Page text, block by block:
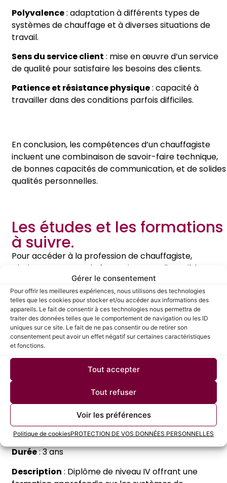
Gérer le consentement
Pour offrir les meilleures expériences, nous utilisons des technologies
telles que les cookies pour stocker et/ou accéder aux informations des
appareils. Le fait de consentir à ces technologies nous permettra de
traiter des données telles que le comportement de navigation ou les ID
uniques sur ce site. Le fait de ne pas consentir ou de retirer son
consentement peut avoir un effet négatif sur certaines caractéristiques
et fonctions.
Tout accepter
Tout refuser
Voir les préférences
Politique de cookiesPROTECTION DE VOS DONNÉES PERSONNELLES
Polyvalence: adaptation à différents types de
systèmes de chauffage et à diverses situations de
travail.
Sens du service client : mise en œuvre d’un service
de qualité pour satisfaire les besoins des clients.
Patience et résistance physique: capacité à
travailler dans des conditions parfois difficiles.
En conclusion, les compétences d’un chauffagiste
incluent une combinaison de savoir-faire technique,
de bonnes capacités de communication, et de solides
qualités personnelles.
Les études et les formations
à suivre.
Pour accéder à la profession de chauffagiste,
plusieurs parcours de formation sont disponibles :
Le CAP Installateur
thermique
Durée: 2 ans
Description : Formation de niveau V pour
installation, maintenance et réparation des
systèmes de chauffage.
Le Bac Pro Technicien en
installation des systèmes
énergétiques et climatiques
Durée: 3 ans
Description : Diplôme de niveau IV offrant une